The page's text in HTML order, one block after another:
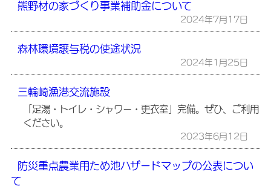
熊野材の家づくり事業補助金について
2024年7月17日
森林環境譲与税の使途状況
2024年1月25日
三輪崎漁港交流施設
「足湯・トイレ・シャワー・更衣室」完備。ぜひ、ご利用
ください。
2023年6月12日
防災重点農業用ため池ハザードマップの公表につい
て